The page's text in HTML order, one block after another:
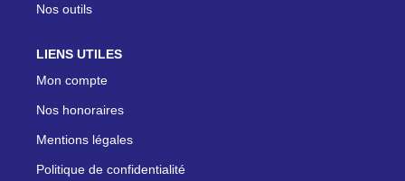
Nos outils
LIENS UTILES
Mon compte
Nos honoraires
Mentions légales
Politique de confidentialité